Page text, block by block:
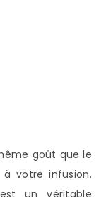
goût que le
votre infusion.
un véritable